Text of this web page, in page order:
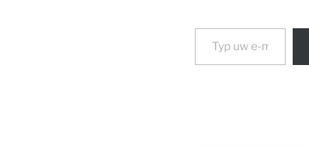
Typ uw e-mail...